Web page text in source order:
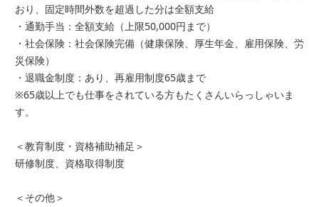
おり、固定時間外数を超過した分は全額支給
・通勤手当：全額支給（上限50,000円まで）
・社会保険：社会保険完備（健康保険、厚生年金、雇用保険、労
災保険）
・退職金制度：あり、再雇用制度65歳まで
※65歳以上でも仕事をされている方もたくさんいらっしゃいま
す。
＜教育制度・資格補助補足＞
研修制度、資格取得制度
＜その他＞